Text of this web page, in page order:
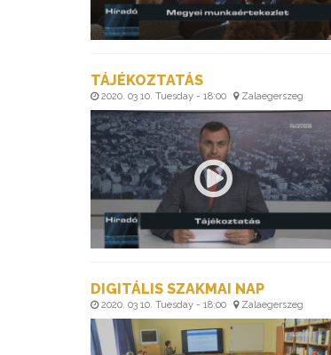
TÁJÉKOZTATÁS
2020. 03 10. Tuesday - 18:00 Zalaegerszeg
DIGITÁLIS SZAKMAI NAP
2020. 03 10. Tuesday - 18:00 Zalaegerszeg